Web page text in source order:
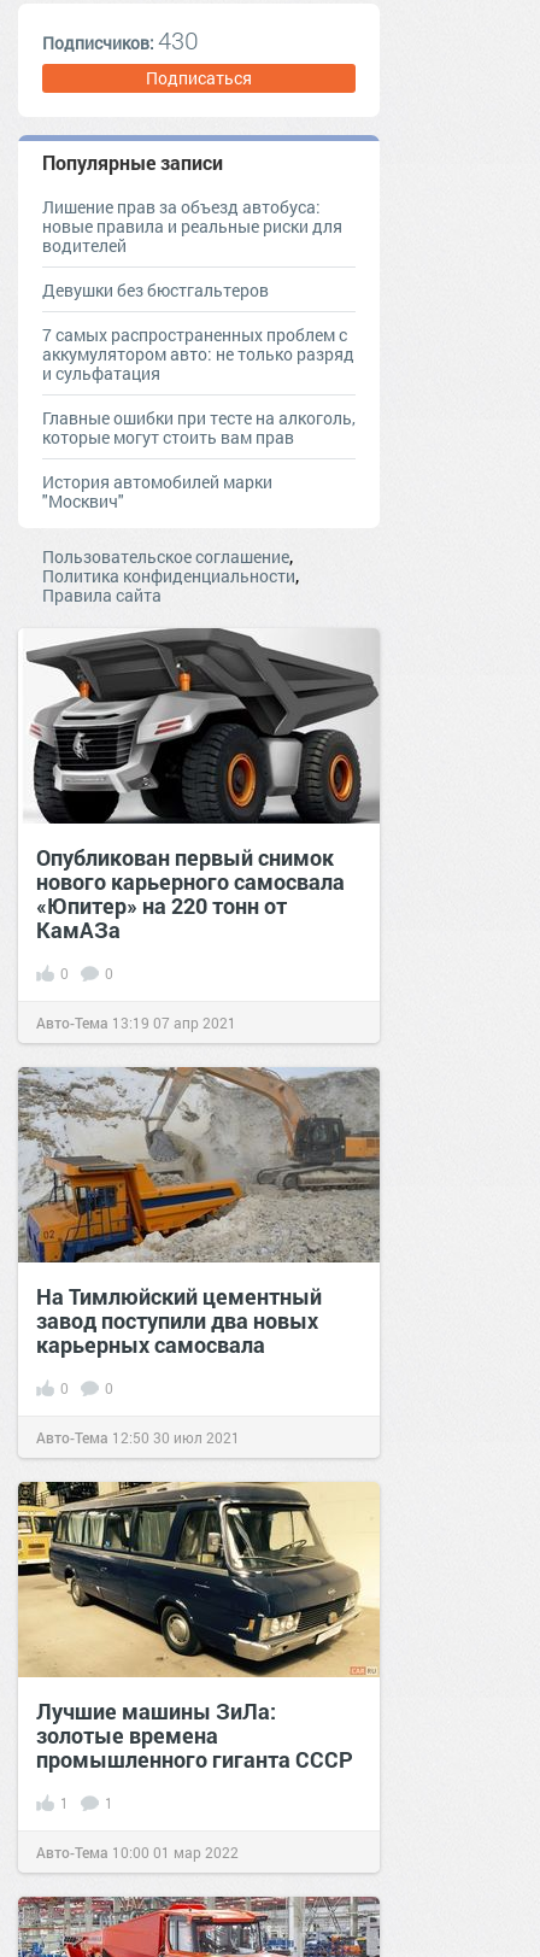
Подписчиков: 430
Подписаться
Популярные записи
Лишение прав за объезд автобуса:
новые правила и реальные риски для
водителей
Девушки без бюстгальтеров
7 самых распространенных проблем с
аккумулятором авто: не только разряд
и сульфатация
Главные ошибки при тесте на алкоголь,
которые могут стоить вам прав
История автомобилей марки
"Москвич"
Пользовательское соглашение,
Политика конфиденциальности,
Правила сайта
Опубликован первый снимок
нового карьерного самосвала
«Юпитер» на 220 тонн от
КамАЗа
0 0
Авто-Тема 13:19 07 апр 2021
На Тимлюйский цементный
завод поступили два новых
карьерных самосвала
0 0
Авто-Тема 12:50 30 июл 2021
Лучшие машины ЗиЛа:
золотые времена
промышленного гиганта СССР
1 1
Авто-Тема 10:00 01 мар 2022